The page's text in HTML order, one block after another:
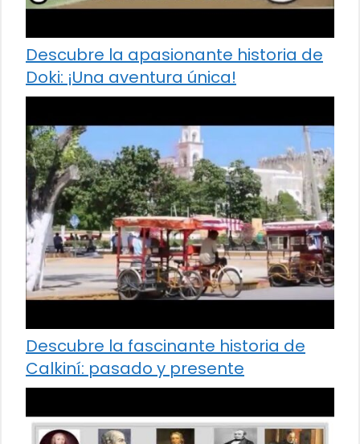
Descubre la apasionante historia de
Doki: ¡Una aventura única!
Descubre la fascinante historia de
Calkiní: pasado y presente